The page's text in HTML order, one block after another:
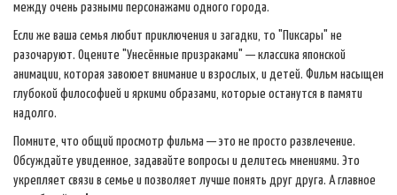
между очень разными персонажами одного города.
Если же ваша семья любит приключения и загадки, то "Пиксары" не
разочаруют. Оцените "Унесённые призраками" — классика японской
анимации, которая завоюет внимание и взрослых, и детей. Фильм насыщен
глубокой философией и яркими образами, которые останутся в памяти
надолго.
Помните, что общий просмотр фильма — это не просто развлечение.
Обсуждайте увиденное, задавайте вопросы и делитесь мнениями. Это
укрепляет связи в семье и позволяет лучше понять друг друга. А главное